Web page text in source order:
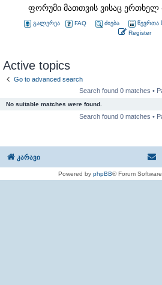
ფორუმი მათთვის ვისაც ერთხელ
გალერეა FAQ ძიება წევრთა
Register
Active topics
Go to advanced search
Search found 0 matches •
No suitable matches were found.
Search found 0 matches •
კარავი
Powered by phpBB® Forum